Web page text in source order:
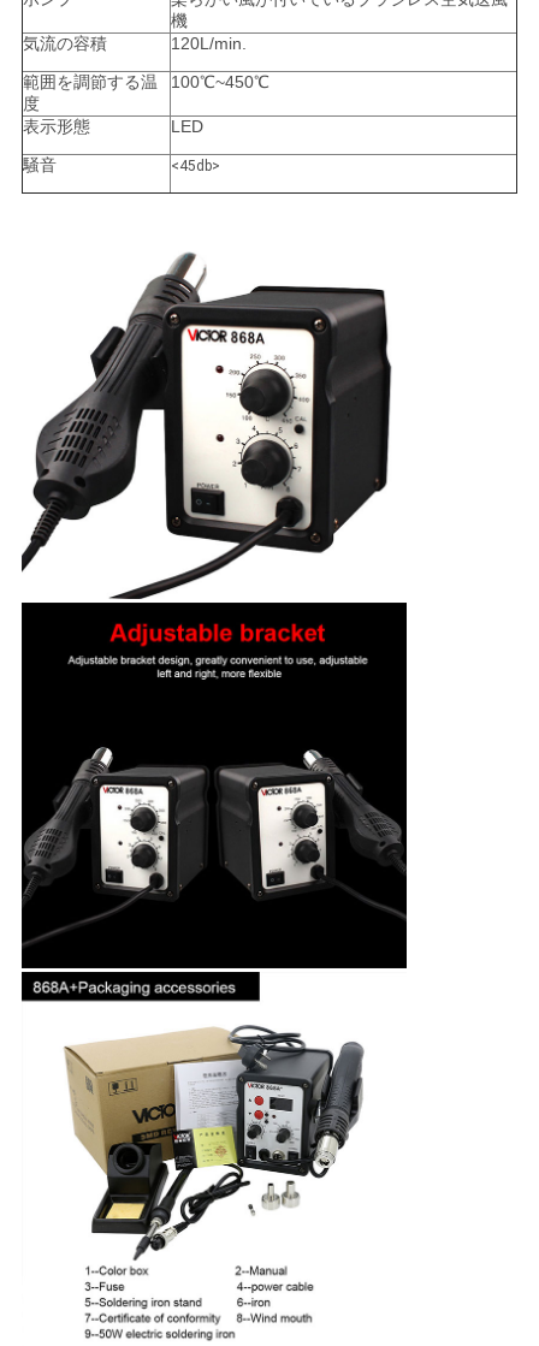
PRIVACY
POLICY
機
気流の容積
120L/min.
範囲を調節する温
度
100℃~450℃
表示形態
LED
騒音
<45db>